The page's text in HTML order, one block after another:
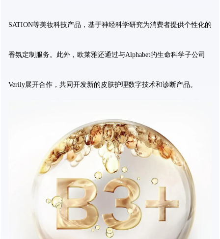
SATION等美妆科技产品，基于神经科学研究为消费者提供个性化的
香氛定制服务。此外，欧莱雅还通过与Alphabet的生命科学子公司
Verily展开合作，共同开发新的皮肤护理数字技术和诊断产品。